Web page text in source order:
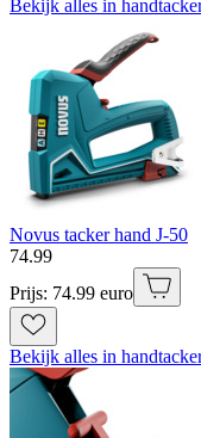
Bekijk alles in
Novus tacker hand J-50
74.99
Prijs: 74.99 euro
Bekijk alles in